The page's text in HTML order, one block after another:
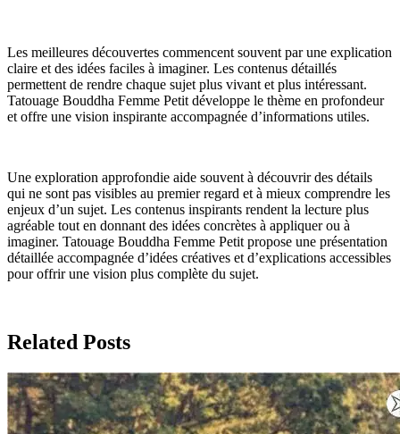
Les meilleures découvertes commencent souvent par une explication
claire et des idées faciles à imaginer. Les contenus détaillés
permettent de rendre chaque sujet plus vivant et plus intéressant.
Tatouage Bouddha Femme Petit développe le thème en profondeur
et offre une vision inspirante accompagnée d’informations utiles.
Une exploration approfondie aide souvent à découvrir des détails
qui ne sont pas visibles au premier regard et à mieux comprendre les
enjeux d’un sujet. Les contenus inspirants rendent la lecture plus
agréable tout en donnant des idées concrètes à appliquer ou à
imaginer. Tatouage Bouddha Femme Petit propose une présentation
détaillée accompagnée d’idées créatives et d’explications accessibles
pour offrir une vision plus complète du sujet.
Related Posts